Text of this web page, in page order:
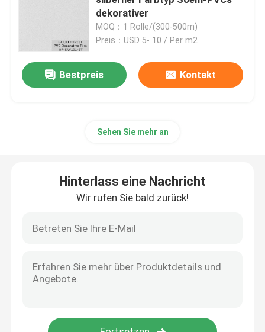
Ausgeführtes Furnierholz
Gefärbtes Furnierholz
Dekorativer Film pp.
dekorativer
MOQ：1 Rolle/(300-500m)
Preis：USD 5- 10 / Per m2
Bestpreis Kontakt
Sehen Sie mehr an
Hinterlass eine Nachricht
Wir rufen Sie bald zurück!